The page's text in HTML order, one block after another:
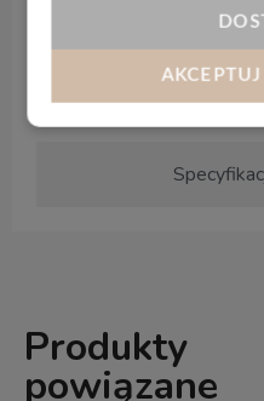
łatwe w czyszczeniu,
przyjemnie ciepłe dla
odgłosy kroków, po
zabaw.
Produkty
powiązane